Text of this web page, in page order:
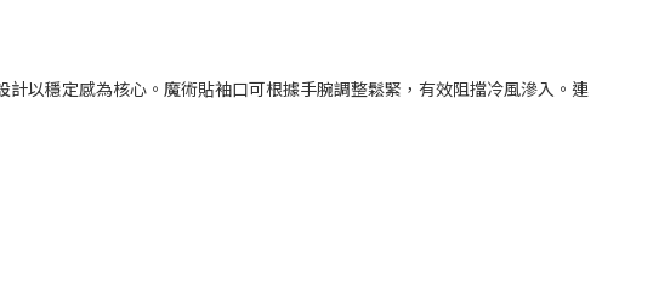
以穩定感為核心。魔術貼袖口可根據手腕調整鬆緊，有效阻擋冷風滲入。連